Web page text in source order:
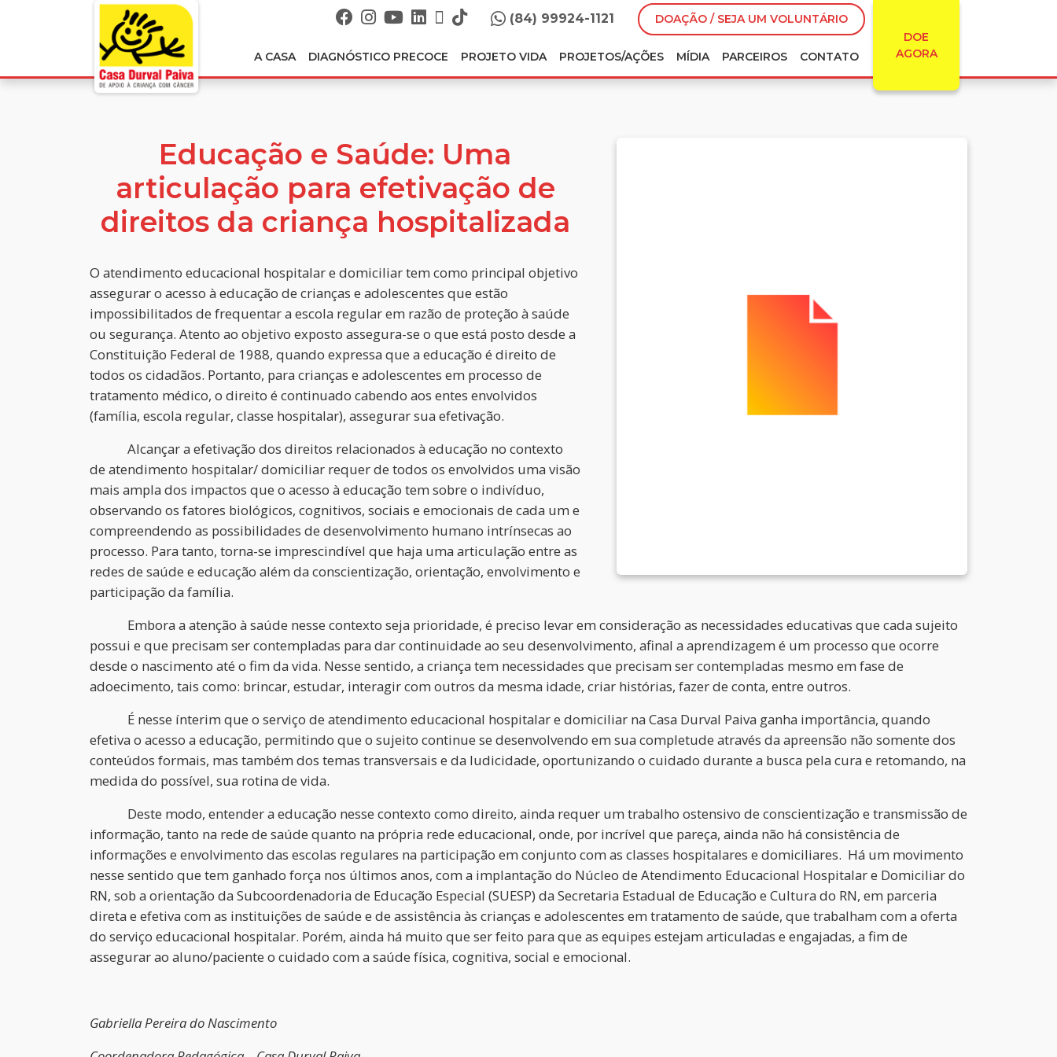
(84) 99924-1121
DOAÇÃO / SEJA UM VOLUNTÁRIO
DOE
AGORA
A CASA DIAGNÓSTICO PRECOCE PROJETO VIDA PROJETOS/AÇÕES MÍDIA PARCEIROS CONTATO
Educação e Saúde: Uma
articulação para efetivação de
direitos da criança hospitalizada
O atendimento educacional hospitalar e domiciliar tem como principal objetivo
assegurar o acesso à educação de crianças e adolescentes que estão
impossibilitados de frequentar a escola regular em razão de proteção à saúde
ou segurança. Atento ao objetivo exposto assegura-se o que está posto desde a
Constituição Federal de 1988, quando expressa que a educação é direito de
todos os cidadãos. Portanto, para crianças e adolescentes em processo de
tratamento médico, o direito é continuado cabendo aos entes envolvidos
(família, escola regular, classe hospitalar), assegurar sua efetivação.
Alcançar a efetivação dos direitos relacionados à educação no contexto
de atendimento hospitalar/ domiciliar requer de todos os envolvidos uma visão
mais ampla dos impactos que o acesso à educação tem sobre o indivíduo,
observando os fatores biológicos, cognitivos, sociais e emocionais de cada um e
compreendendo as possibilidades de desenvolvimento humano intrínsecas ao
processo. Para tanto, torna-se imprescindível que haja uma articulação entre as
redes de saúde e educação além da conscientização, orientação, envolvimento e
participação da família.
Embora a atenção à saúde nesse contexto seja prioridade, é preciso levar em consideração as necessidades educativas que cada sujeito
possui e que precisam ser contempladas para dar continuidade ao seu desenvolvimento, afinal a aprendizagem é um processo que ocorre
desde o nascimento até o fim da vida. Nesse sentido, a criança tem necessidades que precisam ser contempladas mesmo em fase de
adoecimento, tais como: brincar, estudar, interagir com outros da mesma idade, criar histórias, fazer de conta, entre outros.
É nesse ínterim que o serviço de atendimento educacional hospitalar e domiciliar na Casa Durval Paiva ganha importância, quando
efetiva o acesso a educação, permitindo que o sujeito continue se desenvolvendo em sua completude através da apreensão não somente dos
conteúdos formais, mas também dos temas transversais e da ludicidade, oportunizando o cuidado durante a busca pela cura e retomando, na
medida do possível, sua rotina de vida.
Deste modo, entender a educação nesse contexto como direito, ainda requer um trabalho ostensivo de conscientização e transmissão de
informação, tanto na rede de saúde quanto na própria rede educacional, onde, por incrível que pareça, ainda não há consistência de
informações e envolvimento das escolas regulares na participação em conjunto com as classes hospitalares e domiciliares. Há um movimento
nesse sentido que tem ganhado força nos últimos anos, com a implantação do Núcleo de Atendimento Educacional Hospitalar e Domiciliar do
RN, sob a orientação da Subcoordenadoria de Educação Especial (SUESP) da Secretaria Estadual de Educação e Cultura do RN, em parceria
direta e efetiva com as instituições de saúde e de assistência às crianças e adolescentes em tratamento de saúde, que trabalham com a oferta
do serviço educacional hospitalar. Porém, ainda há muito que ser feito para que as equipes estejam articuladas e engajadas, a fim de
assegurar ao aluno/paciente o cuidado com a saúde física, cognitiva, social e emocional.
Gabriella Pereira do Nascimento